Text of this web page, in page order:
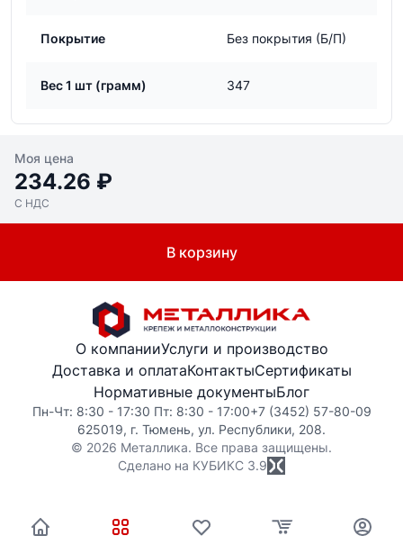
Покрытие Без покрытия (Б/П)
Вес 1 шт (грамм) 347
Моя цена
234.26 ₽
С НДС
В корзину
О компанииУслуги и производство
Доставка и оплатаКонтактыСертификаты
Нормативные документыБлог
Пн-Чт: 8:30 - 17:30 Пт: 8:30 - 17:00+7 (3452) 57-80-09
625019, г. Тюмень, ул. Республики, 208.
© 2026 Металлика. Все права защищены.
Сделано на КУБИКС 3.9